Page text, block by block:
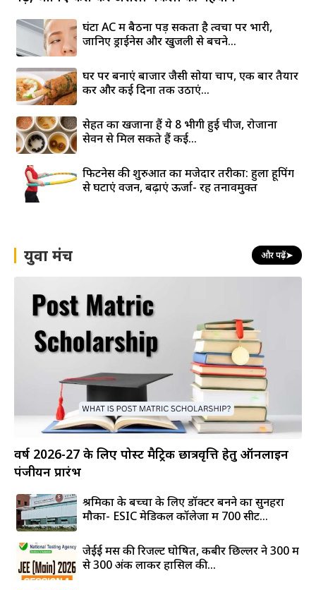
घंटों AC में बैठना पड़ सकता है त्वचा पर भारी,
जानिए ड्राईनेस और खुजली से बचने...
घर पर बनाएं बाजार जैसी सोया चाप, एक बार तैयार
करें और कई दिनों तक उठाएं...
सेहत का खजाना हैं ये 8 भीगी हुई चीजें, रोजाना
सेवन से मिल सकते हैं कई...
फिटनेस की शुरुआत का मजेदार तरीका: हुला हूपिंग
से घटाएं वजन, बढ़ाएं ऊर्जा- रहें तनावमुक्त
युवा मंच और पढ़ें➤
वर्ष 2026-27 के लिए पोस्ट मैट्रिक छात्रवृत्ति हेतु ऑनलाइन
पंजीयन प्रारंभ
श्रमिकों के बच्चों के लिए डॉक्टर बनने का सुनहरा
मौका- ESIC मेडिकल कॉलेजों में 700 सीटें...
जेईई मेंस की रिजल्ट घोषित, कबीर छिल्लर ने 300 में
से 300 अंक लाकर हासिल की...